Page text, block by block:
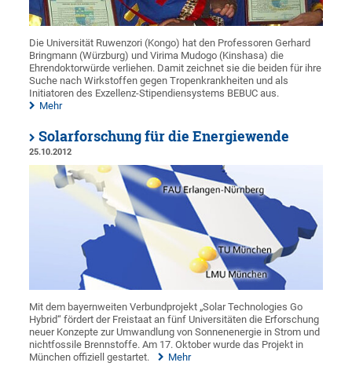
Die Universität Ruwenzori (Kongo) hat den Professoren Gerhard
Bringmann (Würzburg) und Virima Mudogo (Kinshasa) die
Ehrendoktorwürde verliehen. Damit zeichnet sie die beiden für ihre
Suche nach Wirkstoffen gegen Tropenkrankheiten und als
Initiatoren des Exzellenz-Stipendiensystems BEBUC aus.
Mehr
Solarforschung für die Energiewende
25.10.2012
Mit dem bayernweiten Verbundprojekt „Solar Technologies Go
Hybrid“ fördert der Freistaat an fünf Universitäten die Erforschung
neuer Konzepte zur Umwandlung von Sonnenenergie in Strom und
nichtfossile Brennstoffe. Am 17. Oktober wurde das Projekt in
München offiziell gestartet.
Mehr